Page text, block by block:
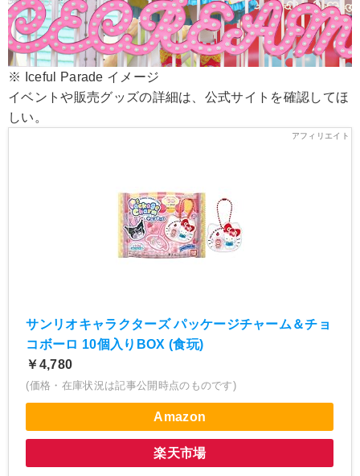
※ Iceful Parade イメージ
イベントや販売グッズの詳細は、公式サイトを確認してほ
しい。
サンリオキャラクターズ パッケージチャーム＆チョ
コボーロ 10個入りBOX (食玩)
￥4,780
(価格・在庫状況は記事公開時点のものです)
Amazon
楽天市場